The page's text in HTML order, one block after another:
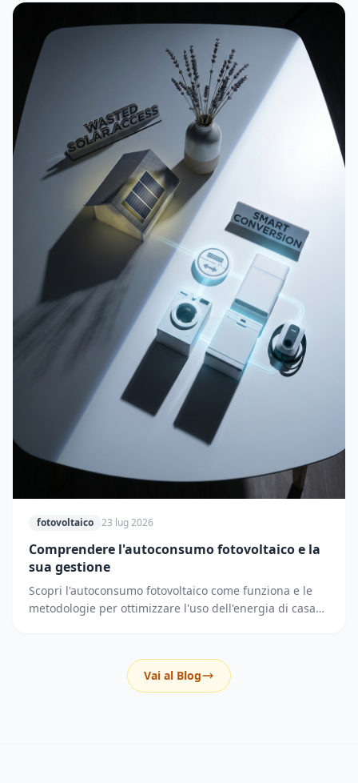
fotovoltaico 23 lug 2026
Comprendere l'autoconsumo fotovoltaico e la
sua gestione
Scopri l'autoconsumo fotovoltaico come funziona e le
metodologie per ottimizzare l'uso dell'energia di casa
Vai al Blog